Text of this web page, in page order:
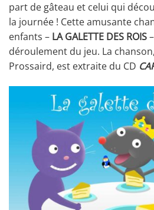
part de gâteau et celui qui
la journée ! Cette amusante
enfants – LA GALETTE DES ROIS
déroulement du jeu. La
Prossaird, est extraite du CD